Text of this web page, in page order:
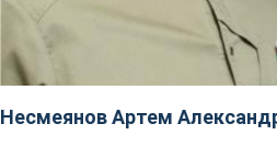
Несмеянов Артем